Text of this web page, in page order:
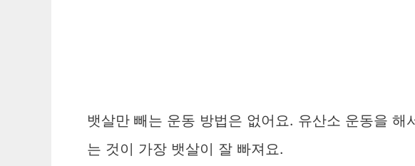
뱃살만 빼는 운동 방법은 없어요. 유산소 운동을
는 것이 가장 뱃살이 잘 빠져요.